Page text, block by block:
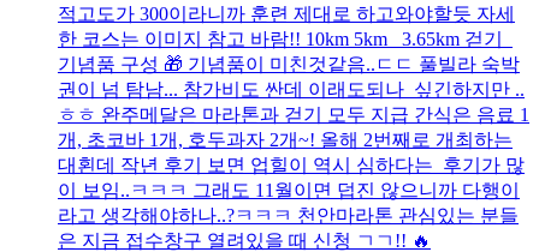
적고도가 300이라니까 훈련 제대로 하고와야할듯 자세
한 코스는 이미지 참고 바람!! 10km 5km 3.65km 걷기
기념품 구성 🎁 기념품이 미친것같음..ㄷㄷ 풀빌라 숙박
권이 넘 탐남... 참가비도 싼데 이래도되나 싶긴하지만 ..
ㅎㅎ 완주메달은 마라톤과 걷기 모두 지급 간식은 음료 1
개, 초코바 1개, 호두과자 2개~! 올해 2번째로 개최하는
대횐데 작년 후기 보면 업힐이 역시 심하다는 후기가 많
이 보임..ㅋㅋㅋ 그래도 11월이면 덥진 않으니까 다행이
라고 생각해야하나..?ㅋㅋㅋ 천안마라톤 관심있는 분들
은 지금 접수창구 열려있을 때 신청 ㄱㄱ!! 🔥